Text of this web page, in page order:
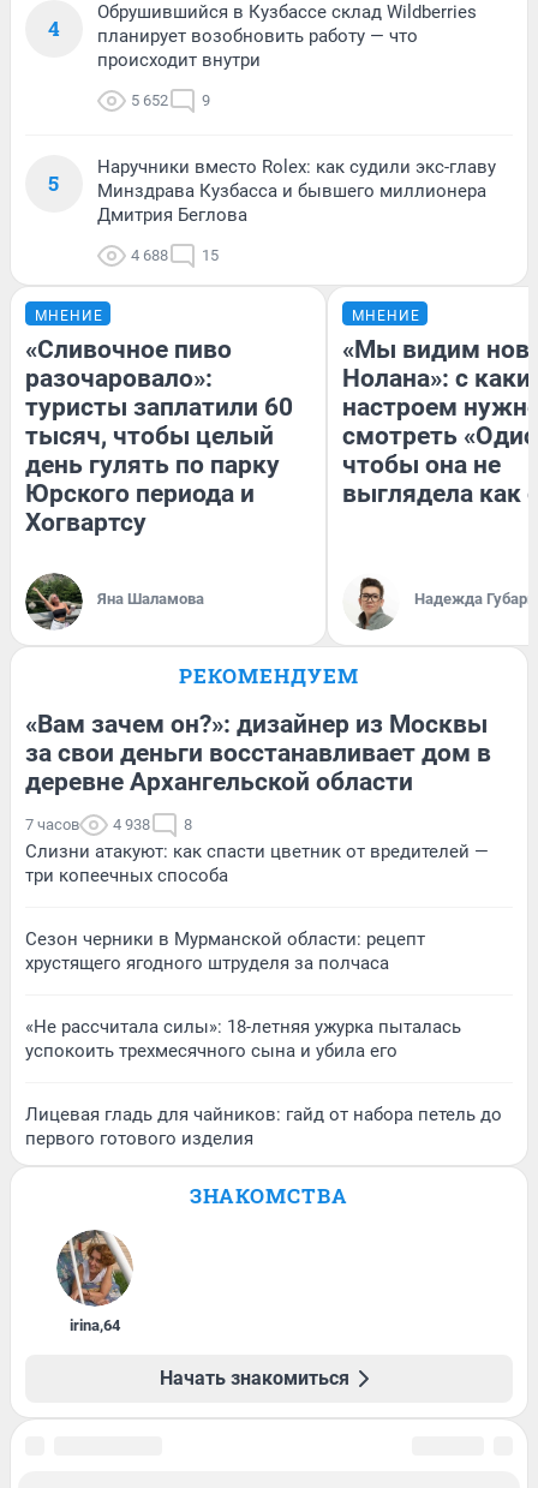
4
Обрушившийся в Кузбассе склад Wildberries
планирует возобновить работу — что
происходит внутри
5 652 9
5
Наручники вместо Rolex: как судили экс-главу
Минздрава Кузбасса и бывшего миллионера
Дмитрия Беглова
4 688 15
МНЕНИЕ
«Сливочное пиво
разочаровало»:
туристы заплатили 60
тысяч, чтобы целый
день гулять по парку
Юрского периода и
Хогвартсу
Яна Шаламова
МНЕНИЕ
«Мы видим
Нолана»: с
настроем
смотреть
чтобы она не
выглядела как
Надежда Губарь
РЕКОМЕНДУЕМ
«Вам зачем он?»: дизайнер из Москвы
за свои деньги восстанавливает дом в
деревне Архангельской области
7 часов 4 938 8
Слизни атакуют: как спасти цветник от вредителей —
три копеечных способа
Сезон черники в Мурманской области: рецепт
хрустящего ягодного штруделя за полчаса
«Не рассчитала силы»: 18-летняя ужурка пыталась
успокоить трехмесячного сына и убила его
Лицевая гладь для чайников: гайд от набора петель до
первого готового изделия
ЗНАКОМСТВА
irina,64
Начать знакомиться